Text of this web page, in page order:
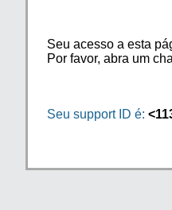
Seu acesso a esta
Por favor, abra um
Seu support ID é: